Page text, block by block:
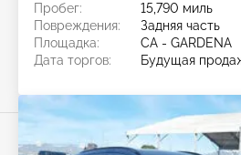
Пробег:
15,790 миль
Повреждения:
Задняя часть
Площадка:
CA - GARDENA
Дата торгов:
Будущая